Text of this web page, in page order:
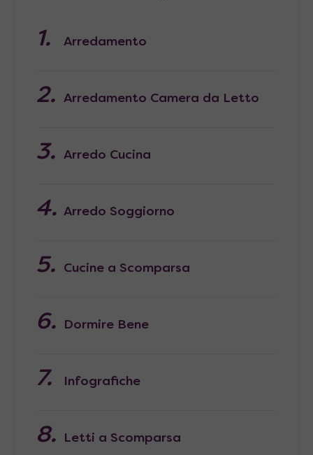
Arredamento
Arredamento Camera da Letto
Arredo Cucina
Arredo Soggiorno
Cucine a Scomparsa
Dormire Bene
Infografiche
Letti a Scomparsa